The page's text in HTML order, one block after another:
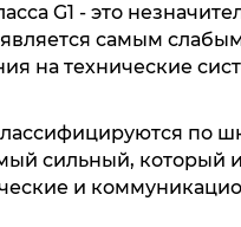
G1 - это
является самым
на технические
по
сильный, который
и